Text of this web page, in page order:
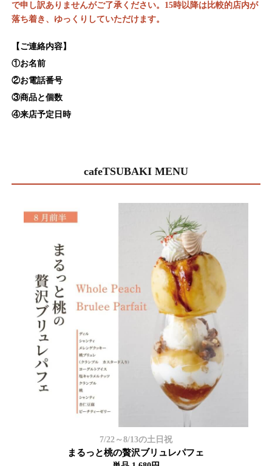
で申し訳ありませんがご了承ください。15時以降は比較的店内が
落ち着き、ゆっくりしていただけます。
【ご連絡内容】
①お名前
②お電話番号
③商品と個数
④来店予定日時
cafeTSUBAKI MENU
7/22～8/13の土日祝
まるっと桃の贅沢ブリュレパフェ